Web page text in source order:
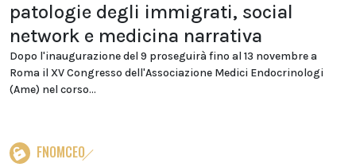
patologie degli immigrati, social
network e medicina narrativa
Dopo l'inaugurazione del 9 proseguirà fino al 13 novembre a
Roma il XV Congresso dell'Associazione Medici Endocrinologi
(Ame) nel corso...
FNOMCEO